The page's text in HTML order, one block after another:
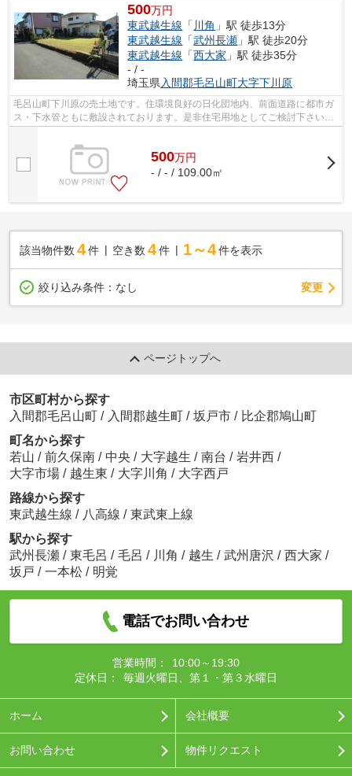
500万円
東武越生線 「 川角 」駅 徒歩13分
東武越生線 「武州長瀬 」駅 徒歩20分
東武越生線 「西大家 」駅 徒歩35分
- / -
埼玉県 入間郡毛呂山町大字下川原
毛呂山町下川原の売土地です。住環境良好の日化団地内、前面道路に都市ガ
ス・下水管ともに敷設されております。是非住宅用地としてご検討下さいま
せ。
500万円
- / - / 109.00㎡
該当物件数 4件 空き数 4 件 1～4 件を表示
絞り込み条件： なし 変更
ページトップへ
市区町村から探す
入間郡毛呂山町 / 入間郡越生町 / 坂戸市 / 比企郡鳩山町
町名から探す
若山 / 前久保南 / 中央 / 大字越生 / 南台 / 岩井西 /
大字市場 / 越生東 / 大字川角 / 大字西戸
路線から探す
東武越生線 / 八高線 / 東武東上線
駅から探す
武州長瀬 / 東毛呂 / 毛呂 / 川角 / 越生 / 武州唐沢 / 西大家 /
坂戸 / 一本松 / 明覚
電話でお問い合わせ
営業時間：
10:00～19:30
定休日：
毎週火曜日、第１・第３水曜日
ホーム 会社概要
お問い合わせ 物件リクエスト